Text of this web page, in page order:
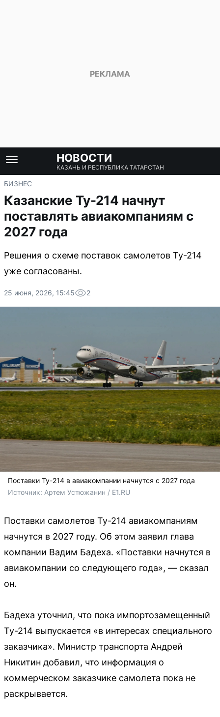
НОВОСТИ
КАЗАНЬ И РЕСПУБЛИКА ТАТАРСТАН
БИЗНЕС
Казанские Ту-214 начнут
поставлять авиакомпаниям с
2027 года
Решения о схеме поставок самолетов Ту-214
уже согласованы.
25 июня, 2026, 15:45 2
Поставки Ту-214 в авиакомпании начнутся с 2027 года
Источник: Артем Устюжанин / E1.RU
Поставки самолетов Ту-214 авиакомпаниям
начнутся в 2027 году. Об этом заявил глава
компании Вадим Бадеха. «Поставки начнутся в
авиакомпании со следующего года», — сказал
он.
Бадеха уточнил, что пока импортозамещенный
Ту-214 выпускается «в интересах специального
заказчика». Министр транспорта Андрей
Никитин добавил, что информация о
коммерческом заказчике самолета пока не
раскрывается.